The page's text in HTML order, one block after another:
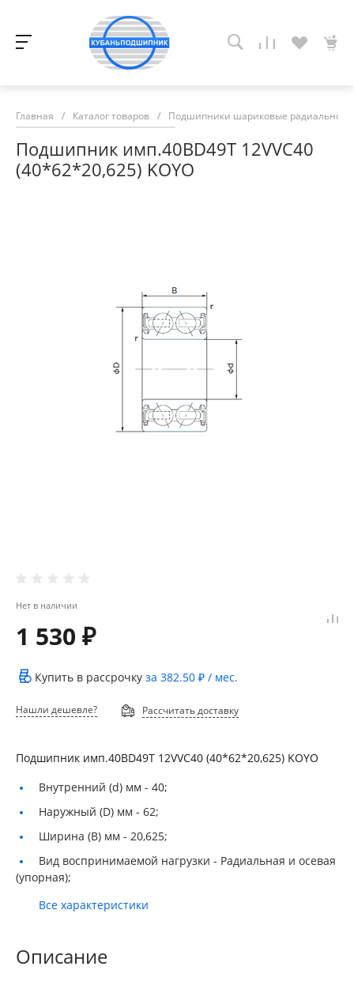
Главная / Каталог товаров / Подшипники шариковые радиально-
Подшипник имп.40BD49T 12VVC40
(40*62*20,625) KOYO
Нет в наличии
1 530 ₽
Купить в рассрочку за 382.50 ₽ / мес.
Нашли дешевле? Рассчитать доставку
Подшипник имп.40BD49T 12VVC40 (40*62*20,625) KOYO
Внутренний (d) мм - 40;
Наружный (D) мм - 62;
Ширина (B) мм - 20,625;
Вид воспринимаемой нагрузки - Радиальная и осевая
(упорная);
Все характеристики
Описание